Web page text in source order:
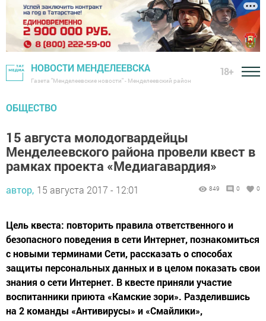
НОВОСТИ МЕНДЕЛЕЕВСКА
Газета "Менделеевские новости" - Менделеевский район
18+
ОБЩЕСТВО
15 августа молодогвардейцы
Менделеевского района провели квест в
рамках проекта «Медиагавардия»
автор, 15 августа 2017 - 12:01 849 0 0
Цель квеста: повторить правила ответственного и
безопасного поведения в сети Интернет, познакомиться
с новыми терминами Сети, рассказать о способах
защиты персональных данных и в целом показать свои
знания о сети Интернет. В квесте приняли участие
воспитанники приюта «Камские зори». Разделившись
на 2 команды «Антивирусы» и «Смайлики»,